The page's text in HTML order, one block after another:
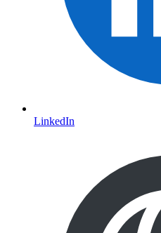
LinkedIn